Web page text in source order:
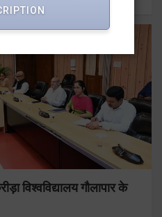
विश्वविद्यालय गौलापार के